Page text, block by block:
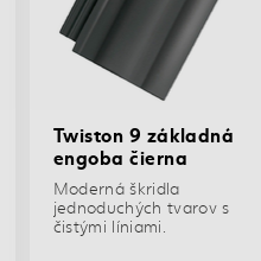
Twiston 9 základná
engoba čierna
Moderná škridla
jednoduchých tvarov s
čistými líniami.